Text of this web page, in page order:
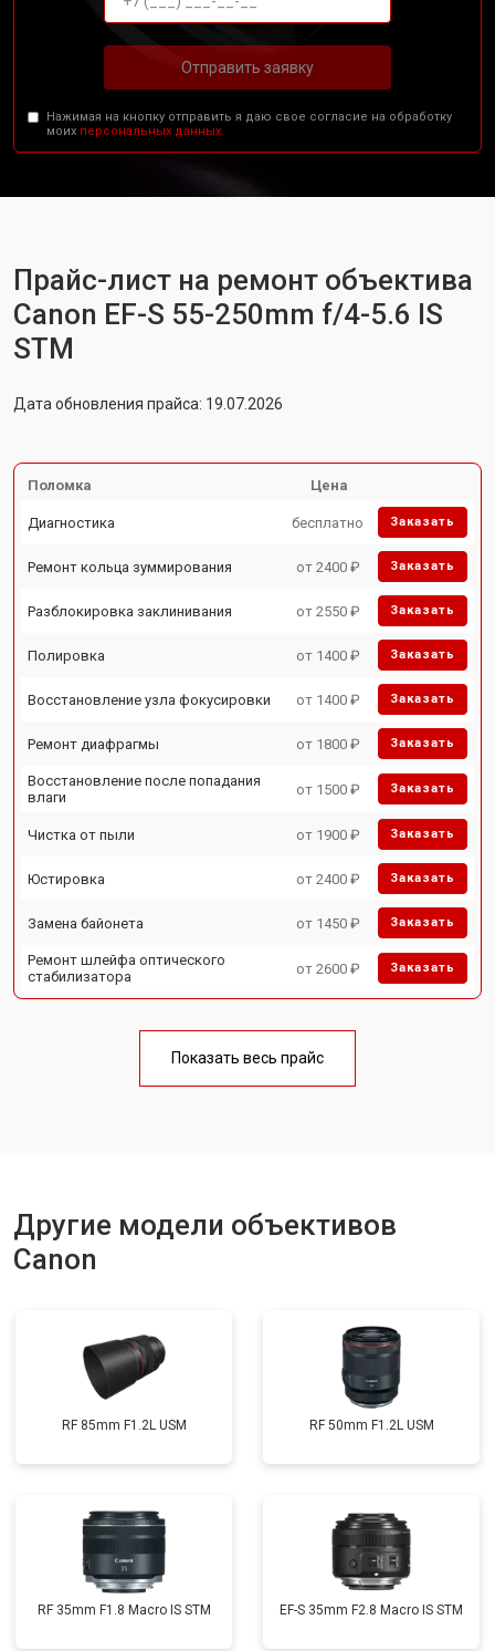
Отправить заявку
Нажимая на кнопку отправить я даю свое согласие на обработку
моих персональных данных.
Прайс-лист на ремонт объектива
Canon EF-S 55-250mm f/4-5.6 IS
STM
Дата обновления прайса: 19.07.2026
Поломка Цена
Диагностика бесплатно Заказать
Ремонт кольца зуммирования от 2400 ₽ Заказать
Разблокировка заклинивания от 2550 ₽ Заказать
Полировка от 1400 ₽ Заказать
Восстановление узла фокусировки от 1400 ₽ Заказать
Ремонт диафрагмы от 1800 ₽ Заказать
Восстановление после попадания
влаги
от 1500 ₽ Заказать
Чистка от пыли от 1900 ₽ Заказать
Юстировка от 2400 ₽ Заказать
Замена байонета от 1450 ₽ Заказать
Ремонт шлейфа оптического
стабилизатора
от 2600 ₽ Заказать
Показать весь прайс
Другие модели объективов
Canon
RF 85mm F1.2L USM RF 50mm F1.2L USM
RF 35mm F1.8 Macro IS STM EF-S 35mm F2.8 Macro IS STM